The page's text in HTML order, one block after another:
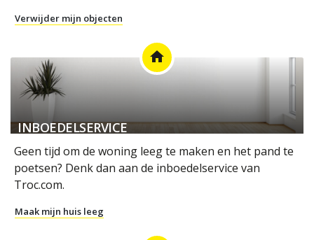
Verwijder mijn objecten
home
INBOEDELSERVICE
Geen tijd om de woning leeg te maken en het pand te
poetsen? Denk dan aan de inboedelservice van
Troc.com.
Maak mijn huis leeg